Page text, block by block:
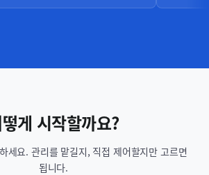
게 시작할까요?
세요. 관리를 맡길지, 직접 제어할지만 고르면
됩니다.